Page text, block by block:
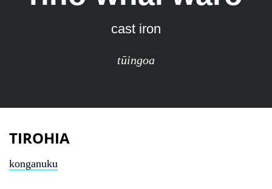
cast iron
tūingoa
TIROHIA
konganuku